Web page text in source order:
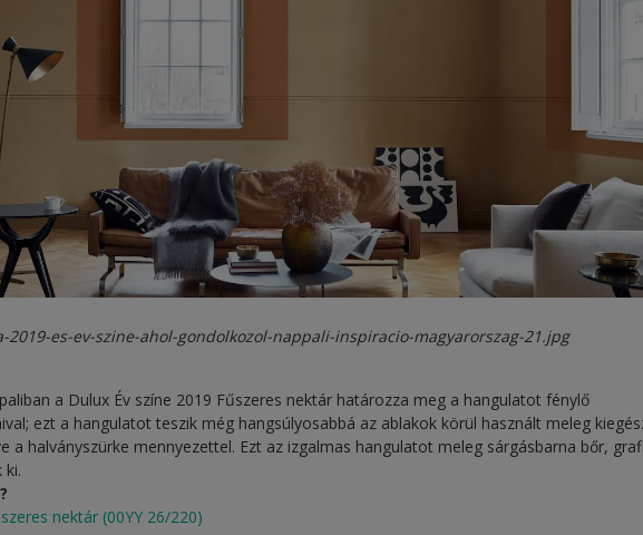
es-ev-szine-ahol-gondolkozol-nappali-inspiracio-magyarorszag-21.jpg
a Dulux Év színe 2019 Fűszeres nektár határozza meg a hangulatot fénylő
ezt a hangulatot teszik még hangsúlyosabbá az ablakok körül használt meleg
a halványszürke mennyezettel. Ezt az izgalmas hangulatot meleg sárgásbarna bőr,
ki.
nektár (00YY 26/220)